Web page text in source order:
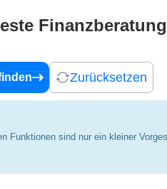
Regionen Blog
Zurücksetzen
sind nur ein kleiner